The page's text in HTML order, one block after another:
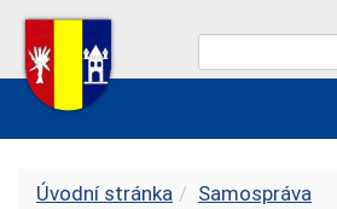
Úvodní stránka
Samospráva